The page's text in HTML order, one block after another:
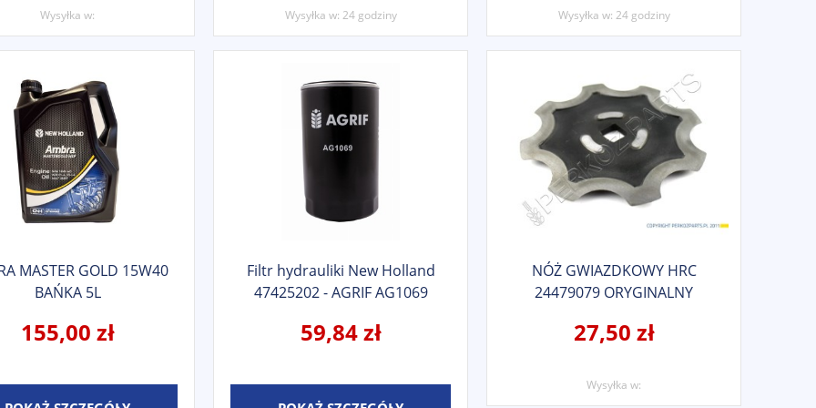
Wysyłka w: Wysyłka w: 24 godziny Wysyłka w: 24 godziny
MASTER GOLD 15W40
BAŃKA 5L
155,00 zł
Filtr hydrauliki New Holland
47425202 - AGRIF AG1069
59,84 zł
NÓŻ GWIAZDKOWY HRC
24479079 ORYGINALNY
27,50 zł
Wysyłka w: